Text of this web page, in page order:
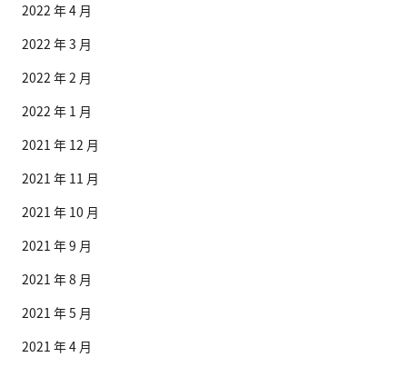
2022 年 4 月
2022 年 3 月
2022 年 2 月
2022 年 1 月
2021 年 12 月
2021 年 11 月
2021 年 10 月
2021 年 9 月
2021 年 8 月
2021 年 5 月
2021 年 4 月